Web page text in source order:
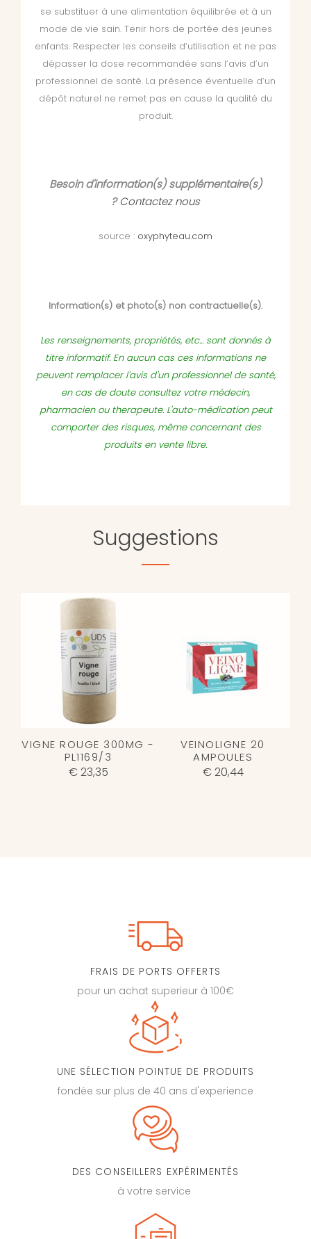
se substituer à une alimentation équilibrée et à un
mode de vie sain. Tenir hors de portée des jeunes
enfants. Respecter les conseils d’utilisation et ne pas
dépasser la dose recommandée sans l’avis d’un
professionnel de santé. La présence éventuelle d’un
dépôt naturel ne remet pas en cause la qualité du
produit.
Besoin d'information(s) supplémentaire(s)
?Contactez nous
source : oxyphyteau.com
Information(s) et photo(s) non contractuelle(s).
Les renseignements, propriétés, etc... sont donnés à
titre informatif. En aucun cas ces informations ne
peuvent remplacer l'avis d'un professionnel de santé,
en cas de doute consultez votre médecin,
pharmacien ou therapeute. L'auto-médication peut
comporter des risques, même concernant des
produits en vente libre.
Suggestions
VIGNE ROUGE 300MG -
PL1169/3
€ 23,35
VEINOLIGNE 20
AMPOULES
€ 20,44
FRAIS DE PORTS OFFERTS
pour un achat superieur à 100€
UNE SÉLECTION POINTUE DE PRODUITS
fondée sur plus de 40 ans d'experience
DES CONSEILLERS EXPÉRIMENTÉS
à votre service